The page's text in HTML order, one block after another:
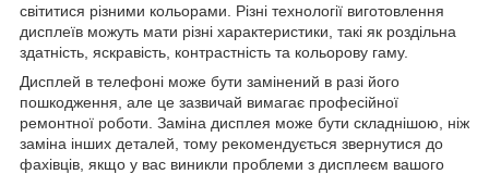
світитися різними кольорами. Різні технології виготовлення
дисплеїв можуть мати різні характеристики, такі як роздільна
здатність, яскравість, контрастність та кольорову гаму.
Дисплей в телефоні може бути замінений в разі його
пошкодження, але це зазвичай вимагає професійної
ремонтної роботи. Заміна дисплея може бути складнішою, ніж
заміна інших деталей, тому рекомендується звернутися до
фахівців, якщо у вас виникли проблеми з дисплеєм вашого